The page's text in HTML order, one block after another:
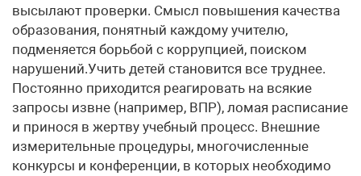
высылают проверки. Смысл повышения качества
образования, понятный каждому учителю,
подменяется борьбой с коррупцией, поиском
нарушений.Учить детей становится все труднее.
Постоянно приходится реагировать на всякие
запросы извне (например, ВПР), ломая расписание
и принося в жертву учебный процесс. Внешние
измерительные процедуры, многочисленные
конкурсы и конференции, в которых необходимо